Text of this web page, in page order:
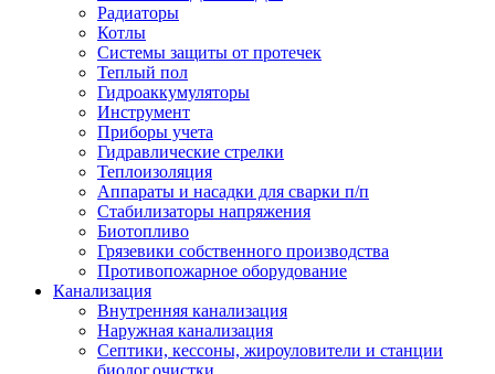
Радиаторы
Котлы
Системы защиты от протечек
Теплый пол
Гидроаккумуляторы
Инструмент
Приборы учета
Гидравлические стрелки
Теплоизоляция
Аппараты и насадки для сварки п/п
Стабилизаторы напряжения
Биотопливо
Грязевики собственного производства
Противопожарное оборудование
Канализация
Внутренняя канализация
Наружная канализация
Септики, кессоны, жироуловители и станции
биолог.очистки